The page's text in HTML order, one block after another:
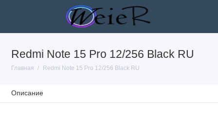
Redmi Note 15 Pro 12/256 Black RU
Главная Redmi Note 15 Pro 12/256 Black RU
Описание